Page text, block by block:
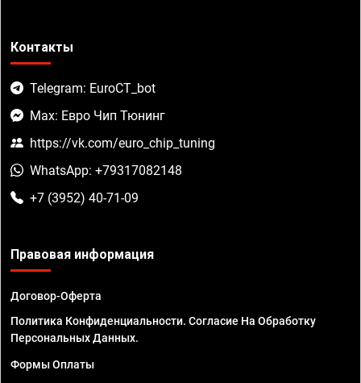
Контакты
Telegram: EuroCT_bot
Max: Евро Чип Тюнинг
https://vk.com/euro_chip_tuning
WhatsApp: +79317082148
+7 (3952) 40-71-09
Правовая информация
Договор-Оферта
Политика Конфиденциальности. Согласие На Обработку
Персональных Данных.
Формы Оплаты